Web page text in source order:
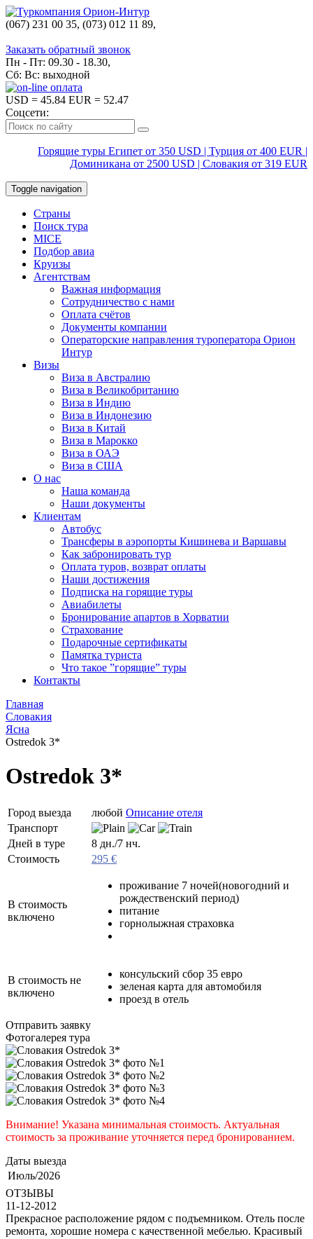
(067) 231 00 35, (073) 012 11 89,
Заказать обратный звонок
Пн - Пт: 09.30 - 18.30,
Сб: Вс: выходной
USD = 45.84 EUR = 52.47
Соцсети:
Горящие туры Египет от 350 USD | Турция от 400 EUR |
Доминикана от 2500 USD | Словакия от 319 EUR
Toggle navigation
Страны
Поиск тура
MICE
Подбор авиа
Круизы
Агентствам
Важная информация
Сотрудничество с нами
Оплата счётов
Документы компании
Операторские направления туроператора Орион
Интур
Визы
Виза в Австралию
Виза в Великобританию
Виза в Индию
Виза в Индонезию
Виза в Китай
Виза в Марокко
Виза в ОАЭ
Виза в США
О нас
Наша команда
Наши документы
Клиентам
Автобус
Трансферы в аэропорты Кишинева и Варшавы
Как забронировать тур
Оплата туров, возврат оплаты
Наши достижения
Подписка на горящие туры
Авиабилеты
Бронирование апартов в Хорватии
Страхование
Подарочные сертификаты
Памятка туриста
Что такое ”горящие” туры
Контакты
Главная
Словакия
Ясна
Ostredok 3*
Ostredok 3*
Город выезда любой Описание отеля
Транспорт
Дней в туре
8 дн./7 нч.
Стоимость
295 €
В стоимость
включено
проживание 7 ночей(новогодний и
рождественский период)
питание
горнолыжная страховка
В стоимость не
включено
консульский сбор 35 евро
зеленая карта для автомобиля
проезд в отель
Отправить заявку
Фотогалерея тура
Внимание! Указана минимальная стоимость. Актуальная
стоимость за проживание уточняется перед бронированием.
Даты выезда
Июль/2026
ОТЗЫВЫ
11-12-2012
Прекрасное расположение рядом с подъемником. Отель после
ремонта, хорошие номера с качественной мебелью. Красивый